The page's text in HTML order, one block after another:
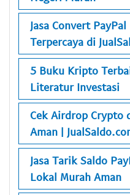
Jasa Convert
Terpercaya di
5 Buku Kripto
Literatur Investasi
Cek Airdrop Crypto
Aman |
Jasa Tarik Saldo
Lokal Murah Aman